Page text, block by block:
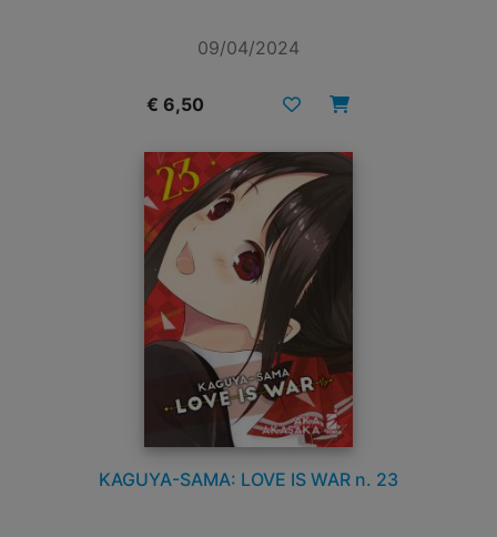
09/04/2024
€ 6,50
KAGUYA-SAMA: LOVE IS WAR n. 23